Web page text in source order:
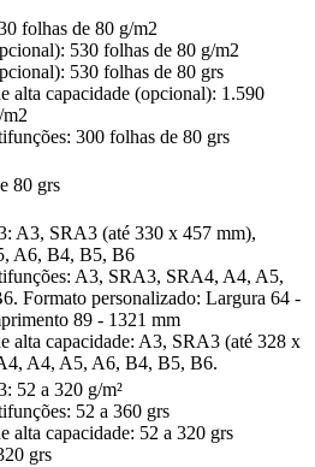
folhas de 80 g/m2
530 folhas de 80 g/m2
530 folhas de 80 grs
alta capacidade (opcional): 1.590
300 folhas de 80 grs
80 grs
A3, SRA3 (até 330 x 457 mm),
A6, B4, B5, B6
A3, SRA3, SRA4, A4, A5,
Formato personalizado: Largura 64 -
89 - 1321 mm
alta capacidade: A3, SRA3 (até 328 x
A4, A5, A6, B4, B5, B6.
52 a 320 g/m²
52 a 360 grs
alta capacidade: 52 a 320 grs
grs